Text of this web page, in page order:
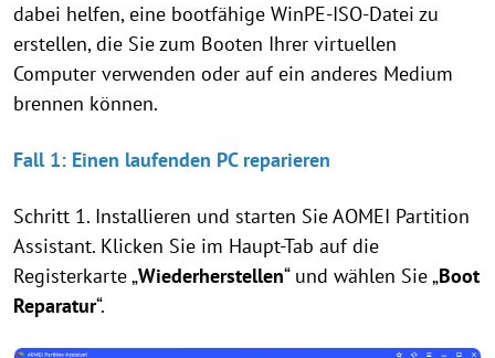
dabei helfen, eine bootfähige WinPE-ISO-Datei zu
erstellen, die Sie zum Booten Ihrer virtuellen
Computer verwenden oder auf ein anderes Medium
brennen können.
Fall 1: Einen laufenden PC reparieren
Schritt 1. Installieren und starten Sie AOMEI Partition
Assistant. Klicken Sie im Haupt-Tab auf die
Registerkarte „Wiederherstellen“ und wählen Sie „Boot
Reparatur“.